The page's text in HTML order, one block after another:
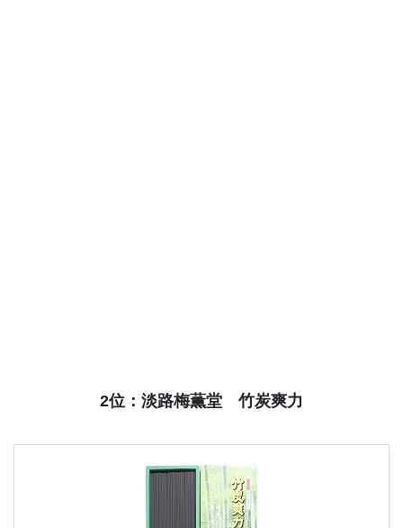
2位：淡路梅薫堂 竹炭爽力